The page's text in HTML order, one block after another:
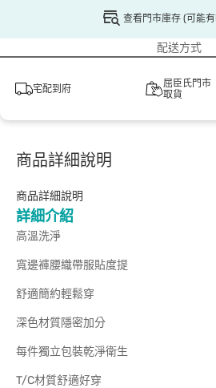
查看門市庫存 (可能
配送方式
宅配到府
屈臣氏門市
取貨
商品詳細說明
商品詳細說明
詳細介紹
高溫洗淨
寬邊褲腰織帶服貼度提
舒適簡約輕鬆穿
深色材質隱密加分
每件獨立包裝乾淨衛生
T/C材質舒適好穿